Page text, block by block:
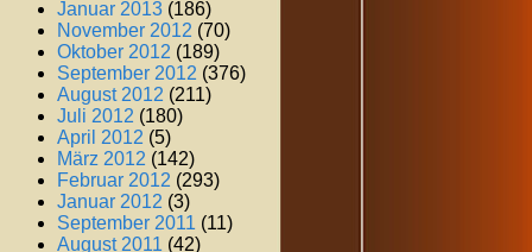
Januar 2013 (186)
November 2012 (70)
Oktober 2012 (189)
September 2012 (376)
August 2012 (211)
Juli 2012 (180)
April 2012 (5)
März 2012 (142)
Februar 2012 (293)
Januar 2012 (3)
September 2011 (11)
August 2011 (42)